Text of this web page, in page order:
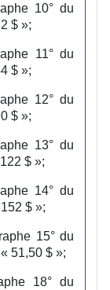
10° du
$ »;
11° du
$ »;
12° du
$ »;
13° du
$ »;
14° du
$ »;
15° du
51,50 $ »;
18° du